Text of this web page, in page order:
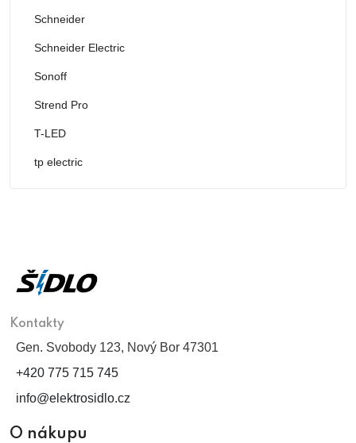
Schneider
Schneider Electric
Sonoff
Strend Pro
T-LED
tp electric
Kontakty
Gen. Svobody 123, Nový Bor 47301
+420 775 715 745
info@elektrosidlo.cz
O nákupu